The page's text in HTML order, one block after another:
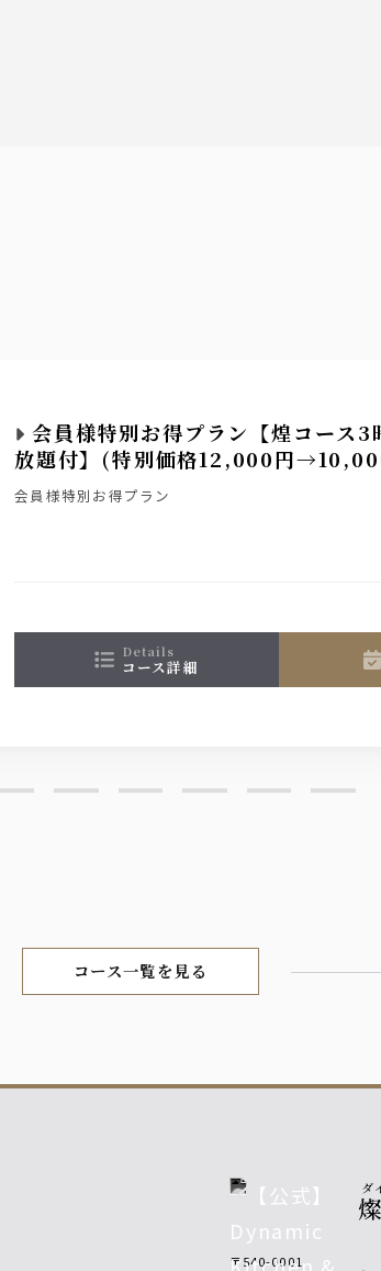
会員様特別お得プラン【煌コース3
放題付】(特別価格12,000円
会員様特別お得プラン
details
コース詳細
コース一覧を見る
ダ
〒540-0001